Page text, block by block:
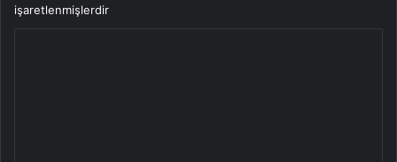
işaretlenmişlerdir